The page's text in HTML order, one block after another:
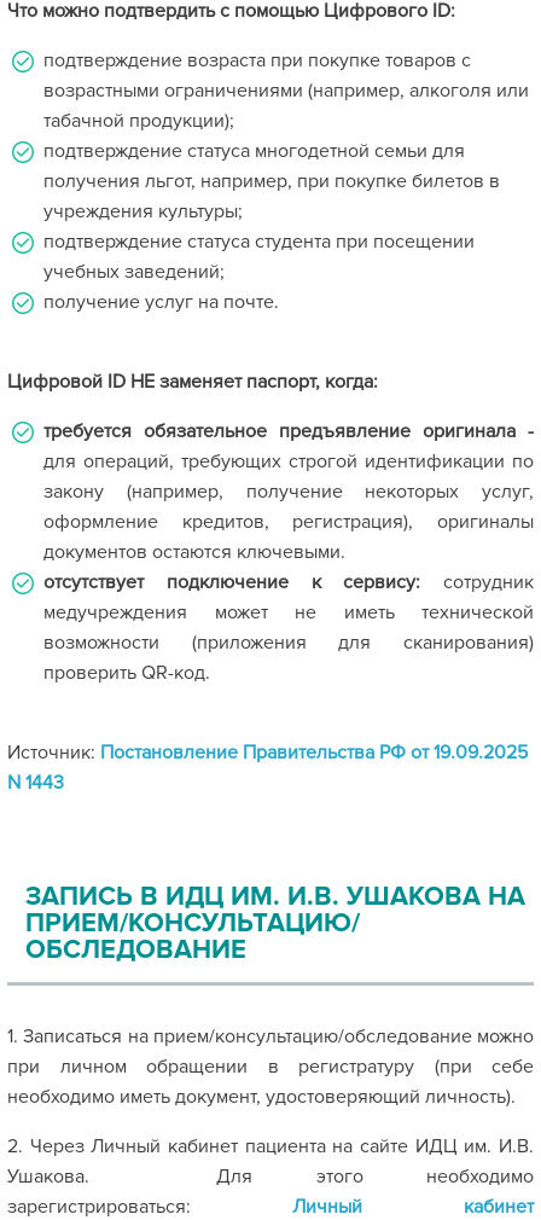
Что можно подтвердить с помощью Цифрового ID:
подтверждение возраста при покупке товаров с
возрастными ограничениями (например, алкоголя или
табачной продукции);
подтверждение статуса многодетной семьи для
получения льгот, например, при покупке билетов в
учреждения культуры;
подтверждение статуса студента при посещении
учебных заведений;
получение услуг на почте.
Цифровой ID НЕ заменяет паспорт, когда:
требуется обязательное предъявление оригинала -
для операций, требующих строгой идентификации по
закону (например, получение некоторых услуг,
оформление кредитов, регистрация), оригиналы
документов остаются ключевыми.
отсутствует подключение к сервису: сотрудник
медучреждения может не иметь технической
возможности (приложения для сканирования)
проверить QR-код.
Источник: Постановление Правительства РФ от 19.09.2025
N 1443
ЗАПИСЬ В ИДЦ ИМ. И.В. УШАКОВА НА
ПРИЕМ/КОНСУЛЬТАЦИЮ/
ОБСЛЕДОВАНИЕ
1. Записаться на прием/консультацию/обследование можно
при личном обращении в регистратуру (при себе
необходимо иметь документ, удостоверяющий личность).
2. Через Личный кабинет пациента на сайте ИДЦ им. И.В.
Ушакова. Для этого необходимо
зарегистрироваться: Личный кабинет